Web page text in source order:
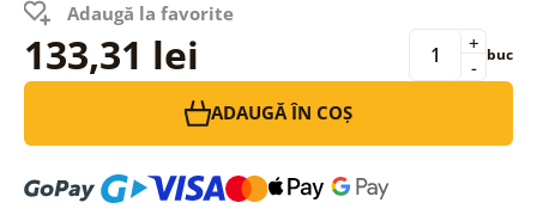
Adaugă la favorite
133,31 lei -
+ buc
ADAUGĂ ÎN COȘ